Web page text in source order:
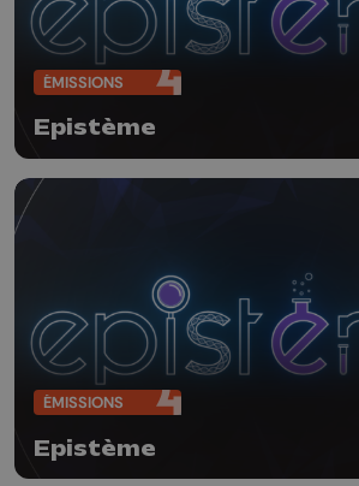
ÉMISSIONS
Epistème
ÉMISSIONS
Epistème